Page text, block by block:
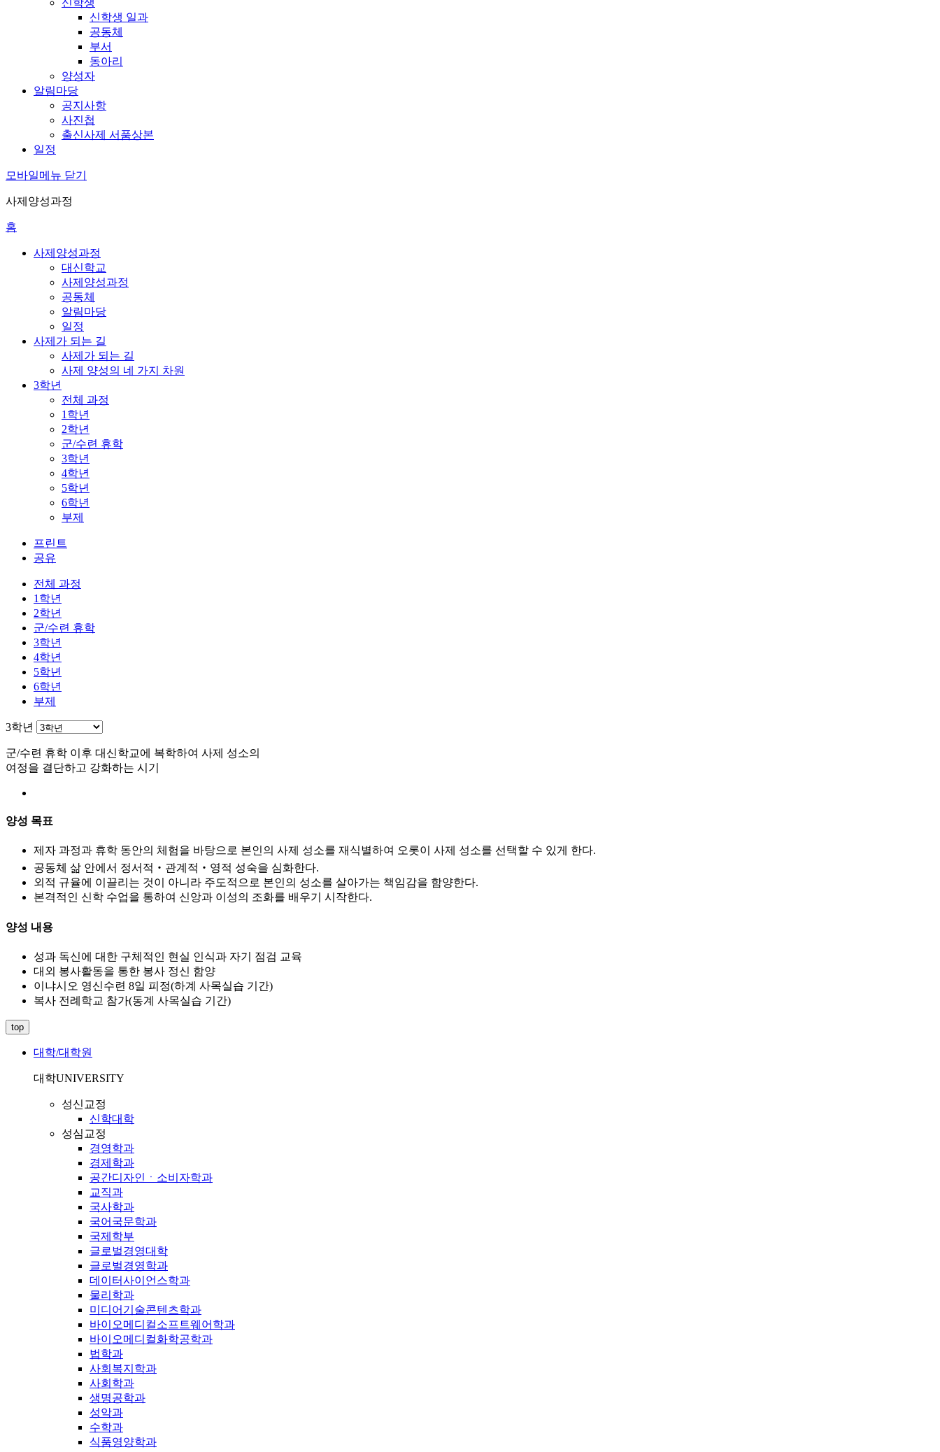
신학생 일과
공동체
부서
동아리
양성자
알림마당
공지사항
사진첩
출신사제 서품상본
일정
모바일메뉴 닫기
사제양성과정
홈
사제양성과정
대신학교
사제양성과정
공동체
알림마당
일정
사제가 되는 길
사제가 되는 길
사제 양성의 네 가지 차원
3학년
전체 과정
1학년
2학년
군/수련 휴학
3학년
4학년
5학년
6학년
부제
프린트
공유
전체 과정
1학년
2학년
군/수련 휴학
3학년
4학년
5학년
6학년
부제
3학년
군/수련 휴학 이후 대신학교에 복학하여 사제 성소의
여정을 결단하고 강화하는 시기
양성 목표
제자 과정과 휴학 동안의 체험을 바탕으로 본인의 사제 성소를 재식별하여 오롯이 사제 성소를 선택할 수 있게 한다.
공동체 삶 안에서 정서적‧관계적‧영적 성숙을 심화한다.
외적 규율에 이끌리는 것이 아니라 주도적으로 본인의 성소를 살아가는 책임감을 함양한다.
본격적인 신학 수업을 통하여 신앙과 이성의 조화를 배우기 시작한다.
양성 내용
성과 독신에 대한 구체적인 현실 인식과 자기 점검 교육
대외 봉사활동을 통한 봉사 정신 함양
이냐시오 영신수련 8일 피정(하계 사목실습 기간)
복사 전례학교 참가(동계 사목실습 기간)
top
대학/대학원
대학UNIVERSITY
성신교정
신학대학
성심교정
경영학과
경제학과
공간디자인ㆍ소비자학과
교직과
국사학과
국어국문학과
국제학부
글로벌경영대학
글로벌경영학과
데이터사이언스학과
물리학과
미디어기술콘텐츠학과
바이오메디컬소프트웨어학과
바이오메디컬화학공학과
법학과
사회복지학과
사회학과
생명공학과
성악과
수학과
식품영양학과